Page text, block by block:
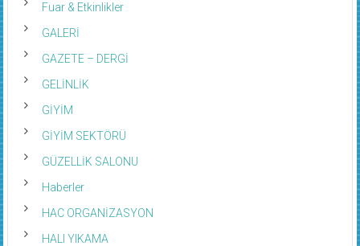
Fuar & Etkinlikler
GALERİ
GAZETE – DERGİ
GELİNLİK
GİYİM
GİYİM SEKTÖRÜ
GÜZELLİK SALONU
Haberler
HAC ORGANİZASYON
HALI YIKAMA